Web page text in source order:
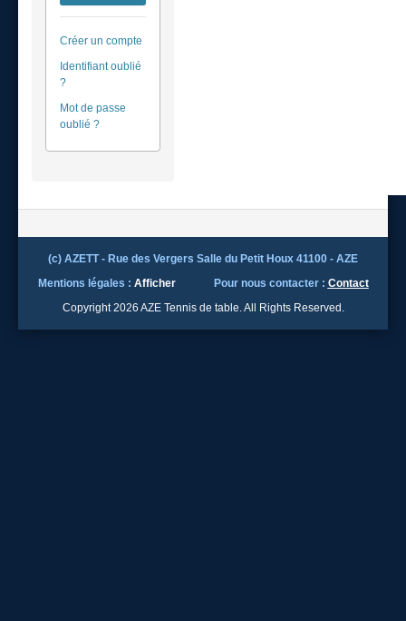
Créer un compte
Identifiant oublié
?
Mot de passe
oublié ?
(c) AZETT - Rue des Vergers Salle du Petit Houx 41100 - AZE
Mentions légales : Afficher Pour nous contacter : Contact
Copyright 2026 AZE Tennis de table. All Rights Reserved.